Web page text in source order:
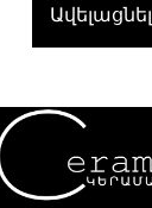
Ավելացնել